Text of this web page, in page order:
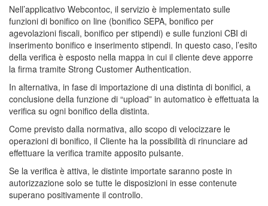
Nell’applicativo Webcontoc, il servizio è implementato sulle
funzioni di bonifico on line (bonifico SEPA, bonifico per
agevolazioni fiscali, bonifico per stipendi) e sulle funzioni CBI di
inserimento bonifico e inserimento stipendi. In questo caso, l’esito
della verifica è esposto nella mappa in cui il cliente deve apporre
la firma tramite Strong Customer Authentication.
In alternativa, in fase di importazione di una distinta di bonifici, a
conclusione della funzione di “upload” in automatico è effettuata la
verifica su ogni bonifico della distinta.
Come previsto dalla normativa, allo scopo di velocizzare le
operazioni di bonifico, il Cliente ha la possibilità di rinunciare ad
effettuare la verifica tramite apposito pulsante.
Se la verifica è attiva, le distinte importate saranno poste in
autorizzazione solo se tutte le disposizioni in esse contenute
superano positivamente il controllo.